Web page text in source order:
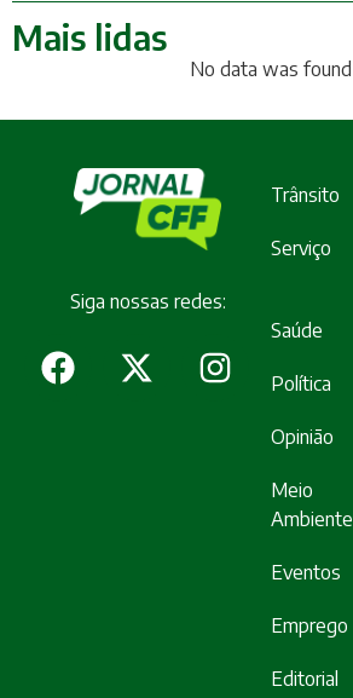
Mais lidas
No data was found
Siga nossas redes:
Trânsito
Serviço
Saúde
Política
Opinião
Meio
Ambiente
Eventos
Emprego
Editorial